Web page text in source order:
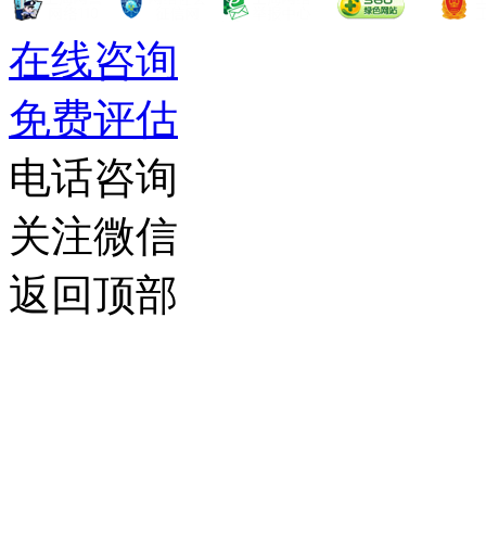
在线咨询
免费评估
电话咨询
关注微信
返回顶部